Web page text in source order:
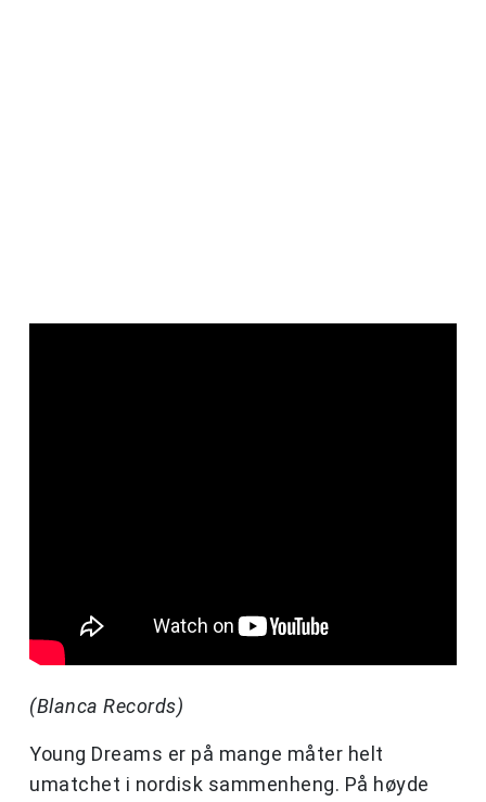
(Blanca Records)
Young Dreams er på mange måter helt
umatchet i nordisk sammenheng. På høyde